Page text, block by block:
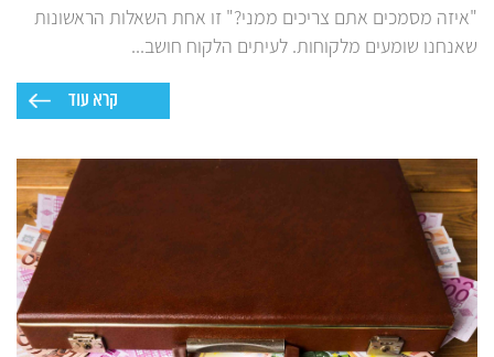
"איזה מסמכים אתם צריכים ממני?" זו אחת השאלות הראשונות
שאנחנו שומעים מלקוחות. לעיתים הלקוח חושב...
קרא עוד